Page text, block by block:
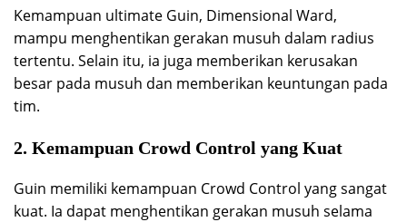
Kemampuan ultimate Guin, Dimensional Ward,
mampu menghentikan gerakan musuh dalam radius
tertentu. Selain itu, ia juga memberikan kerusakan
besar pada musuh dan memberikan keuntungan pada
tim.
2. Kemampuan Crowd Control yang Kuat
Guin memiliki kemampuan Crowd Control yang sangat
kuat. Ia dapat menghentikan gerakan musuh selama